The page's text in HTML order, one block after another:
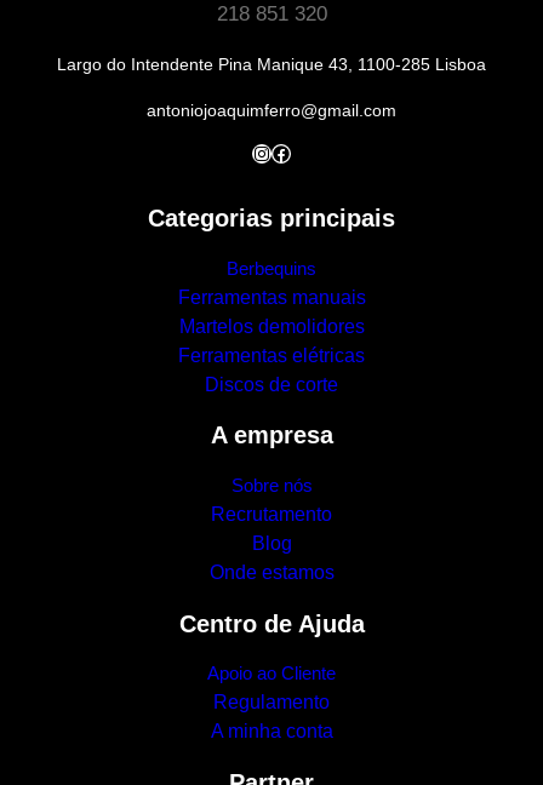
218 851 320
Largo do Intendente Pina Manique 43, 1100-285 Lisboa
antoniojoaquimferro@gmail.com
InstagramFacebook
Categorias principais
Berbequins
Ferramentas manuais
Martelos demolidores
Ferramentas elétricas
Discos de corte
A empresa
Sobre nós
Recrutamento
Blog
Onde estamos
Centro de Ajuda
Apoio ao Cliente
Regulamento
A minha conta